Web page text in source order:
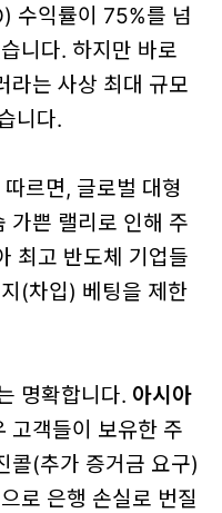
수익률이 75%를 넘
니다. 하지만 바로
라는 사상 최대 규모
니다.
르면, 글로벌 대형
가쁜 랠리로 인해 주
최고 반도체 기업들
(차입) 베팅을 제한
명확합니다. 아시아
고객들이 보유한 주
콜(추가 증거금 요구)
로 은행 손실로 번질